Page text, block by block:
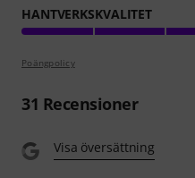
HANTVERKSKVALITET
Poängpolicy
31 Recensioner
Visa översättning